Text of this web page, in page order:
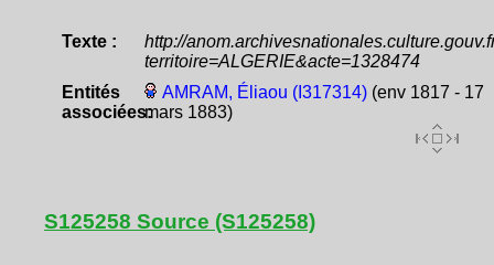
Texte :
http://
territoire=ALGERIE&acte=1328474
Entités
associées:
AMRAM, Éliaou (I317314)(env 1817 - 17
mars 1883)
S125258 Source (S125258)